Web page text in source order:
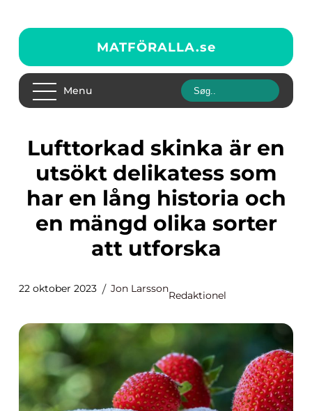
MATFÖRALLA.se
Menu
Lufttorkad skinka är en
utsökt delikatess som
har en lång historia och
en mängd olika sorter
att utforska
22 oktober 2023 Jon Larsson
Redaktionel